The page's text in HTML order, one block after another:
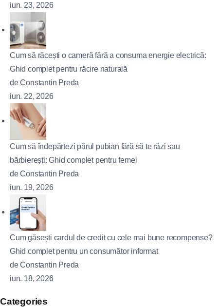
iun. 23, 2026
Cum să răcești o cameră fără a consuma energie electrică:
Ghid complet pentru răcire naturală
de Constantin Preda
iun. 22, 2026
Cum să îndepărtezi părul pubian fără să te răzi sau
bărbierești: Ghid complet pentru femei
de Constantin Preda
iun. 19, 2026
Cum găsești cardul de credit cu cele mai bune recompense?
Ghid complet pentru un consumător informat
de Constantin Preda
iun. 18, 2026
Categories